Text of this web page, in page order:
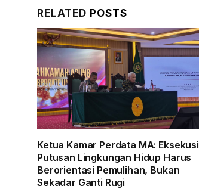
RELATED POSTS
Ketua Kamar Perdata MA: Eksekusi
Putusan Lingkungan Hidup Harus
Berorientasi Pemulihan, Bukan
Sekadar Ganti Rugi